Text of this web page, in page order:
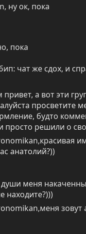
ну ок, пока
пока
чат же сдох, и
привет, а вот эти
просветите
будто
просто решили о
анатолий?))
меня
находите?)))
зовут